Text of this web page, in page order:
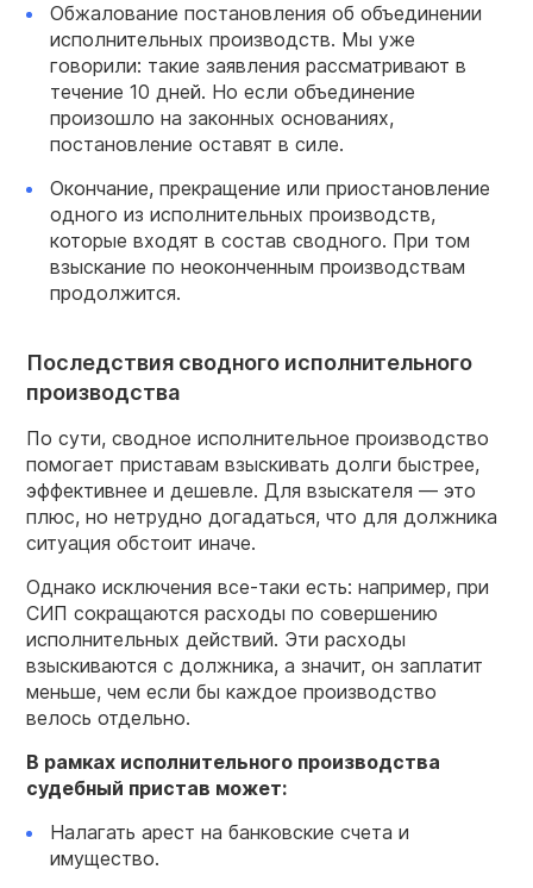
Обжалование постановления об объединении
исполнительных производств. Мы уже
говорили: такие заявления рассматривают в
течение 10 дней. Но если объединение
произошло на законных основаниях,
постановление оставят в силе.
Окончание, прекращение или приостановление
одного из исполнительных производств,
которые входят в состав сводного. При том
взыскание по неоконченным производствам
продолжится.
Последствия сводного исполнительного
производства
По сути, сводное исполнительное производство
помогает приставам взыскивать долги быстрее,
эффективнее и дешевле. Для взыскателя — это
плюс, но нетрудно догадаться, что для должника
ситуация обстоит иначе.
Однако исключения все-таки есть: например, при
СИП сокращаются расходы по совершению
исполнительных действий. Эти расходы
взыскиваются с должника, а значит, он заплатит
меньше, чем если бы каждое производство
велось отдельно.
В рамках исполнительного производства
судебный пристав может:
Налагать арест на банковские счета и
имущество.